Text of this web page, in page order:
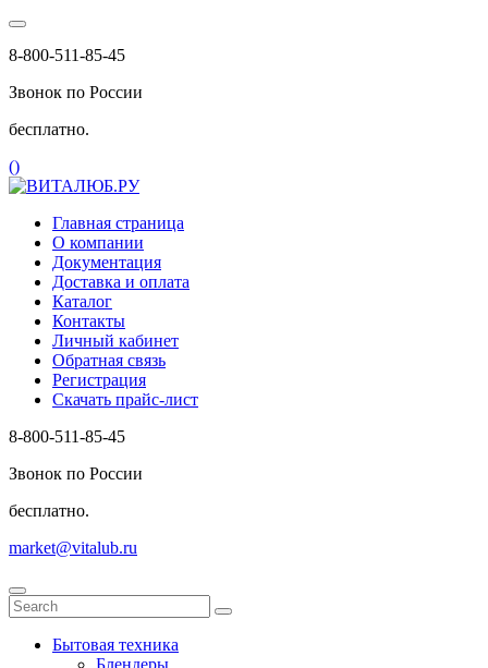
8-800-511-85-45
Звонок по России
бесплатно.
()
Главная страница
О компании
Документация
Доставка и оплата
Каталог
Контакты
Личный кабинет
Обратная связь
Регистрация
Скачать прайс-лист
8-800-511-85-45
Звонок по России
бесплатно.
market@vitalub.ru
Бытовая техника
Блендеры